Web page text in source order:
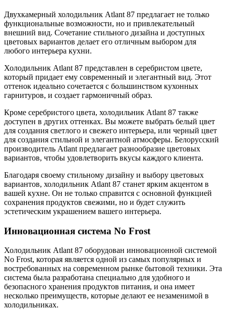
Двухкамерный холодильник Atlant 87 предлагает не только
функциональные возможности, но и привлекательный
внешний вид. Сочетание стильного дизайна и доступных
цветовых вариантов делает его отличным выбором для
любого интерьера кухни.
Холодильник Atlant 87 представлен в серебристом цвете,
который придает ему современный и элегантный вид. Этот
оттенок идеально сочетается с большинством кухонных
гарнитуров, и создает гармоничный образ.
Кроме серебристого цвета, холодильник Atlant 87 также
доступен в других оттенках. Вы можете выбрать белый цвет
для создания светлого и свежего интерьера, или черный цвет
для создания стильной и элегантной атмосферы. Белорусский
производитель Atlant предлагает разнообразие цветовых
вариантов, чтобы удовлетворить вкусы каждого клиента.
Благодаря своему стильному дизайну и выбору цветовых
вариантов, холодильник Atlant 87 станет ярким акцентом в
вашей кухне. Он не только справится с основной функцией
сохранения продуктов свежими, но и будет служить
эстетическим украшением вашего интерьера.
Инновационная система No Frost
Холодильник Atlant 87 оборудован инновационной системой
No Frost, которая является одной из самых популярных и
востребованных на современном рынке бытовой техники. Эта
система была разработана специально для удобного и
безопасного хранения продуктов питания, и она имеет
несколько преимуществ, которые делают ее незаменимой в
холодильниках.